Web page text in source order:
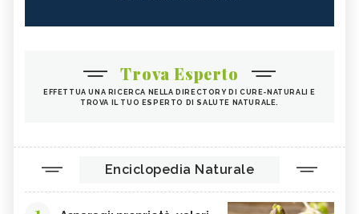
Trova Esperto
EFFETTUA UNA RICERCA NELLA DIRECTORY DI CURE-NATURALI E
TROVA IL TUO ESPERTO DI SALUTE NATURALE.
Enciclopedia Naturale